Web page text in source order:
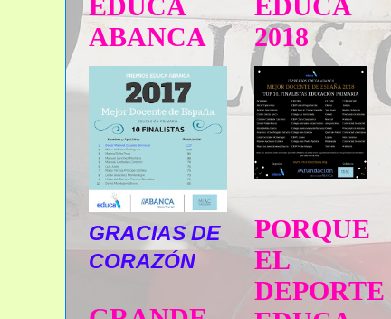
EDUCA
ABANCA
GRACIAS DE
CORAZÓN
EDUCA
2018
PORQUE
EL
DEPORTE